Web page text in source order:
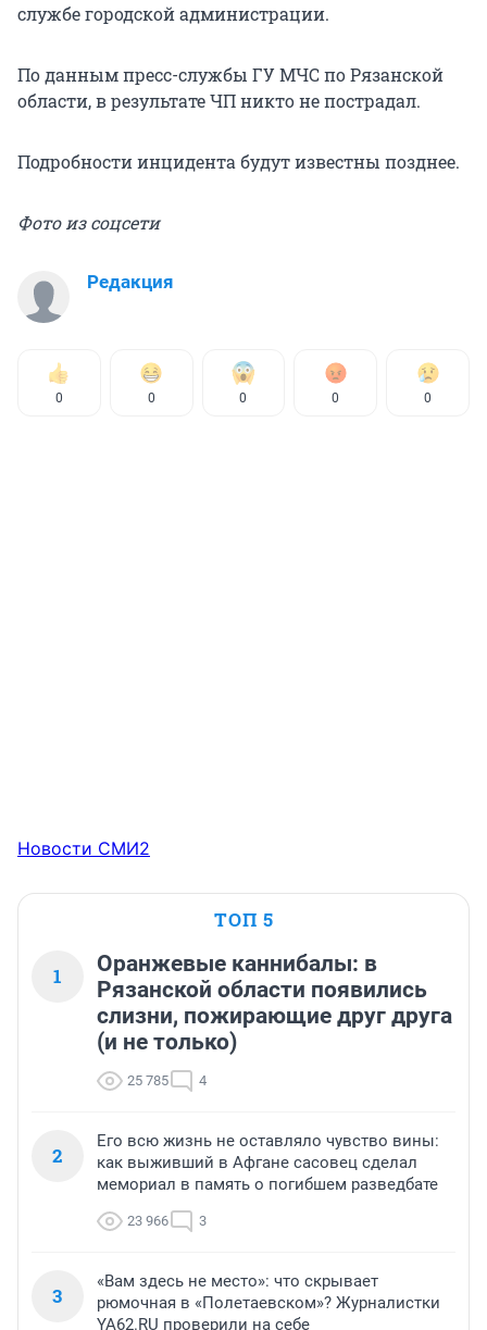
службе городской администрации.
По данным пресс-службы ГУ МЧС по Рязанской
области, в результате ЧП никто не пострадал.
Подробности инцидента будут известны позднее.
Фото из соцсети
Редакция
0 0 0 0 0
Новости СМИ2
ТОП 5
1
Оранжевые каннибалы: в
Рязанской области появились
слизни, пожирающие друг друга
(и не только)
25 785 4
2
Его всю жизнь не оставляло чувство вины:
как выживший в Афгане сасовец сделал
мемориал в память о погибшем разведбате
23 966 3
3
«Вам здесь не место»: что скрывает
рюмочная в «Полетаевском»? Журналистки
YA62.RU проверили на себе